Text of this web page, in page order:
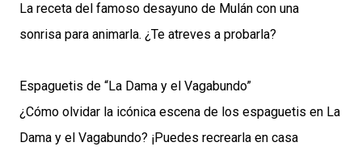
La receta del famoso desayuno de Mulán con una
sonrisa para animarla. ¿Te atreves a probarla?
Espaguetis de “La Dama y el Vagabundo”
¿Cómo olvidar la icónica escena de los espaguetis en La
Dama y el Vagabundo? ¡Puedes recrearla en casa